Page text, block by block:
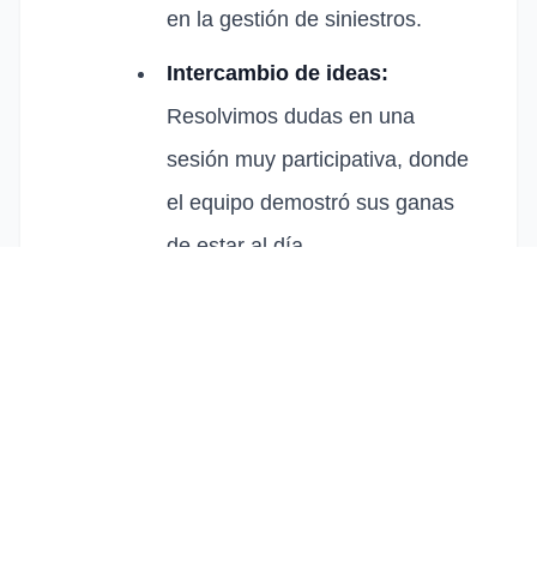
en la gestión de siniestros.
Intercambio de ideas:
Resolvimos dudas en una
sesión muy participativa, donde
el equipo demostró sus ganas
de estar al día.